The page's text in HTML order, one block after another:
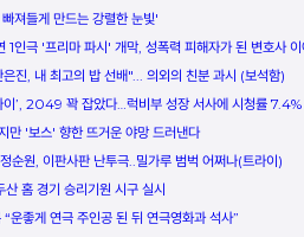
져들게 만드는 강렬한 눈빛'
1인극 '프리마 파시' 개막, 성폭력 피해자가 된 변호사 이
진, 내 최고의 밥 선배"... 의외의 친분 과시 (보석함)
이’, 2049 꽉 잡았다…럭비부 성장 서사에 시청률 7.4%
만 '보스' 향한 뜨거운 야망 드러낸다
순원, 이판사판 난투극..밀가루 범벅 어쩌나(트라이)
홈 경기 승리기원 시구 실시
“운좋게 연극 주인공 된 뒤 연극영화과 석사”